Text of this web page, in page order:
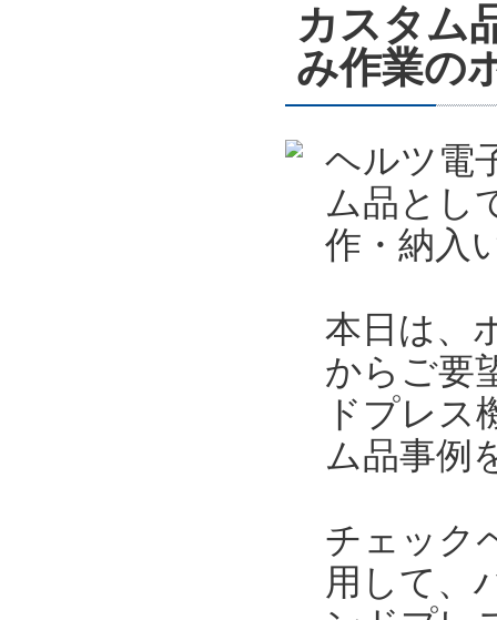
カスタム
み作業の
ヘルツ電
ム品とし
作・納入
本日は、
からご要
ドプレス
ム品事例
チェック
用して、